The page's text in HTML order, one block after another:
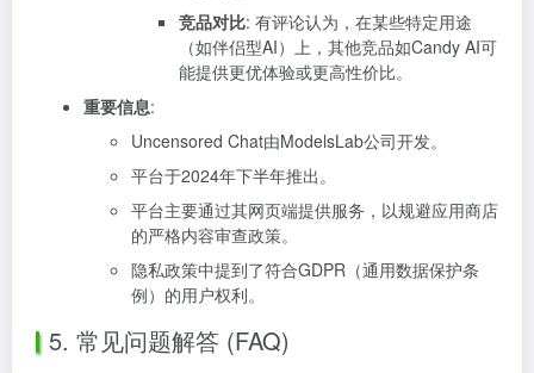
竞品对比: 有评论认为，在某些特定用途
（如伴侣型AI）上，其他竞品如Candy AI可
能提供更优体验或更高性价比。
重要信息:
Uncensored Chat由ModelsLab公司开发。
平台于2024年下半年推出。
平台主要通过其网页端提供服务，以规避应用商店
的严格内容审查政策。
隐私政策中提到了符合GDPR（通用数据保护条
例）的用户权利。
5. 常见问题解答 (FAQ)